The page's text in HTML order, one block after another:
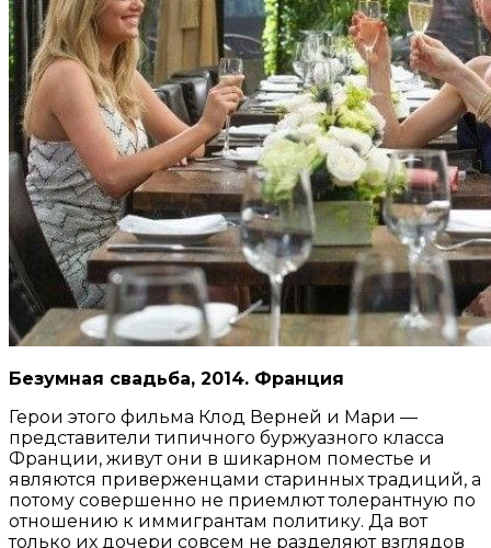
Безумная свадьба, 2014. Франция
Герои этого фильма Клод Верней и Мари —
представители типичного буржуазного класса
Франции, живут они в шикарном поместье и
являются приверженцами старинных традиций, а
потому совершенно не приемлют толерантную по
отношению к иммигрантам политику. Да вот
только их дочери совсем не разделяют взглядов